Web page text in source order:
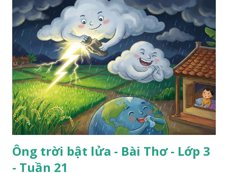
Ông trời bật lửa - Bài Thơ - Lớp 3
- Tuần 21